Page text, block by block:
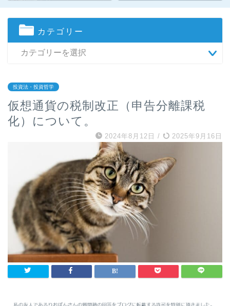
カテゴリー
投資法・投資哲学
仮想通貨の税制改正（申告分離課税
化）について。
2024年8月12日 / 2025年9月16日